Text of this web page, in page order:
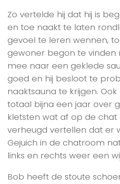
Zo vertelde hij dat hij is
en toe naakt te laten
gevoel te leren wennen,
gewoner begon te vinden
mee naar een geklede
goed en hij besloot te
naaktsauna te krijgen.
totaal bijna een jaar over
kletsten wat af op de
verheugd vertellen dat er
Gejuich in de chatroom
links en rechts weer een
Bob heeft de stoute